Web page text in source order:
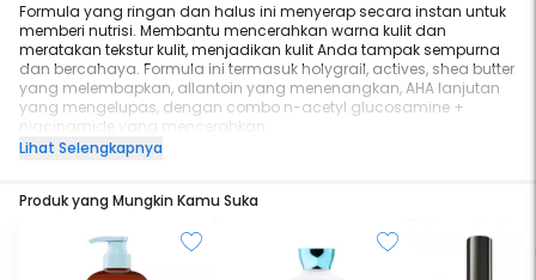
Formula yang ringan dan halus ini menyerap secara instan untuk
memberi nutrisi. Membantu mencerahkan warna kulit dan
meratakan tekstur kulit, menjadikan kulit Anda tampak sempurna
dan bercahaya. Formula ini termasuk holygrail, actives, shea butter
yang melembapkan, allantoin yang menenangkan, AHA lanjutan
yang mengelupas, dengan combo n-acetyl glucosamine +
niacinamide yang mencerahkan.
Kandungan holygrail actives:
Shea butter: Melembapkan Kulit
Lihat Selengkapnya
Produk yang Mungkin Kamu Suka